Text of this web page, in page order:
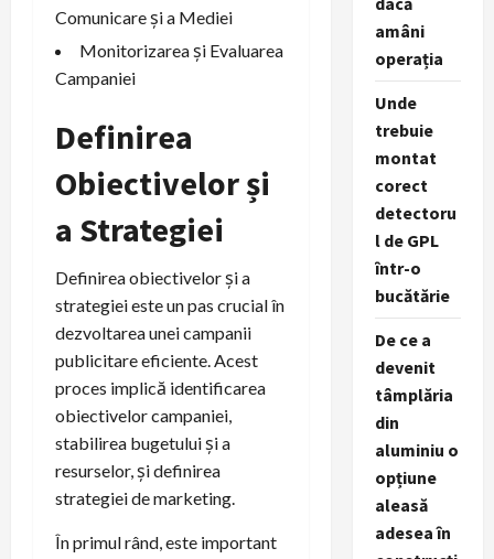
Comunicare și a Mediei
Monitorizarea și Evaluarea
Campaniei
Definirea
Obiectivelor și
a Strategiei
Definirea obiectivelor și a
strategiei este un pas crucial în
dezvoltarea unei campanii
publicitare eficiente. Acest
proces implică identificarea
obiectivelor campaniei,
stabilirea bugetului și a
resurselor, și definirea
strategiei de marketing.
În primul rând, este important
amâni
operația
Unde
trebuie
montat
corect
detectoru
l de GPL
într-o
bucătărie
De ce a
devenit
tâmplăria
din
aluminiu o
opțiune
aleasă
adesea în